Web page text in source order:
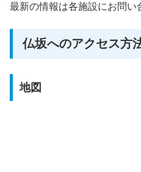
最新の情報は各施設にお問い
仏坂へのアクセス方
地図